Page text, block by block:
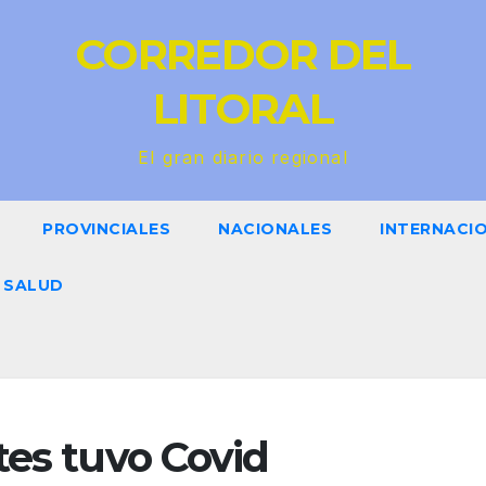
CORREDOR DEL
LITORAL
El gran diario regional
PROVINCIALES NACIONALES
SALUD
tuvo Covid